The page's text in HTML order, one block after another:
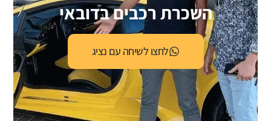
השכרת רכבים בדובאי
לחצו לשיחה עם נציג